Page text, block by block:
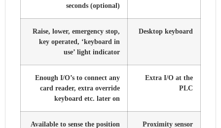
seconds (optional)
Desktop keyboard
Raise, lower, emergency stop,
key operated, ‘keyboard in
use’ light indicator
Extra I/O at the
PLC
Enough I/O’s to connect any
card reader, extra override
keyboard etc. later on
Proximity sensor
Available to sense the position